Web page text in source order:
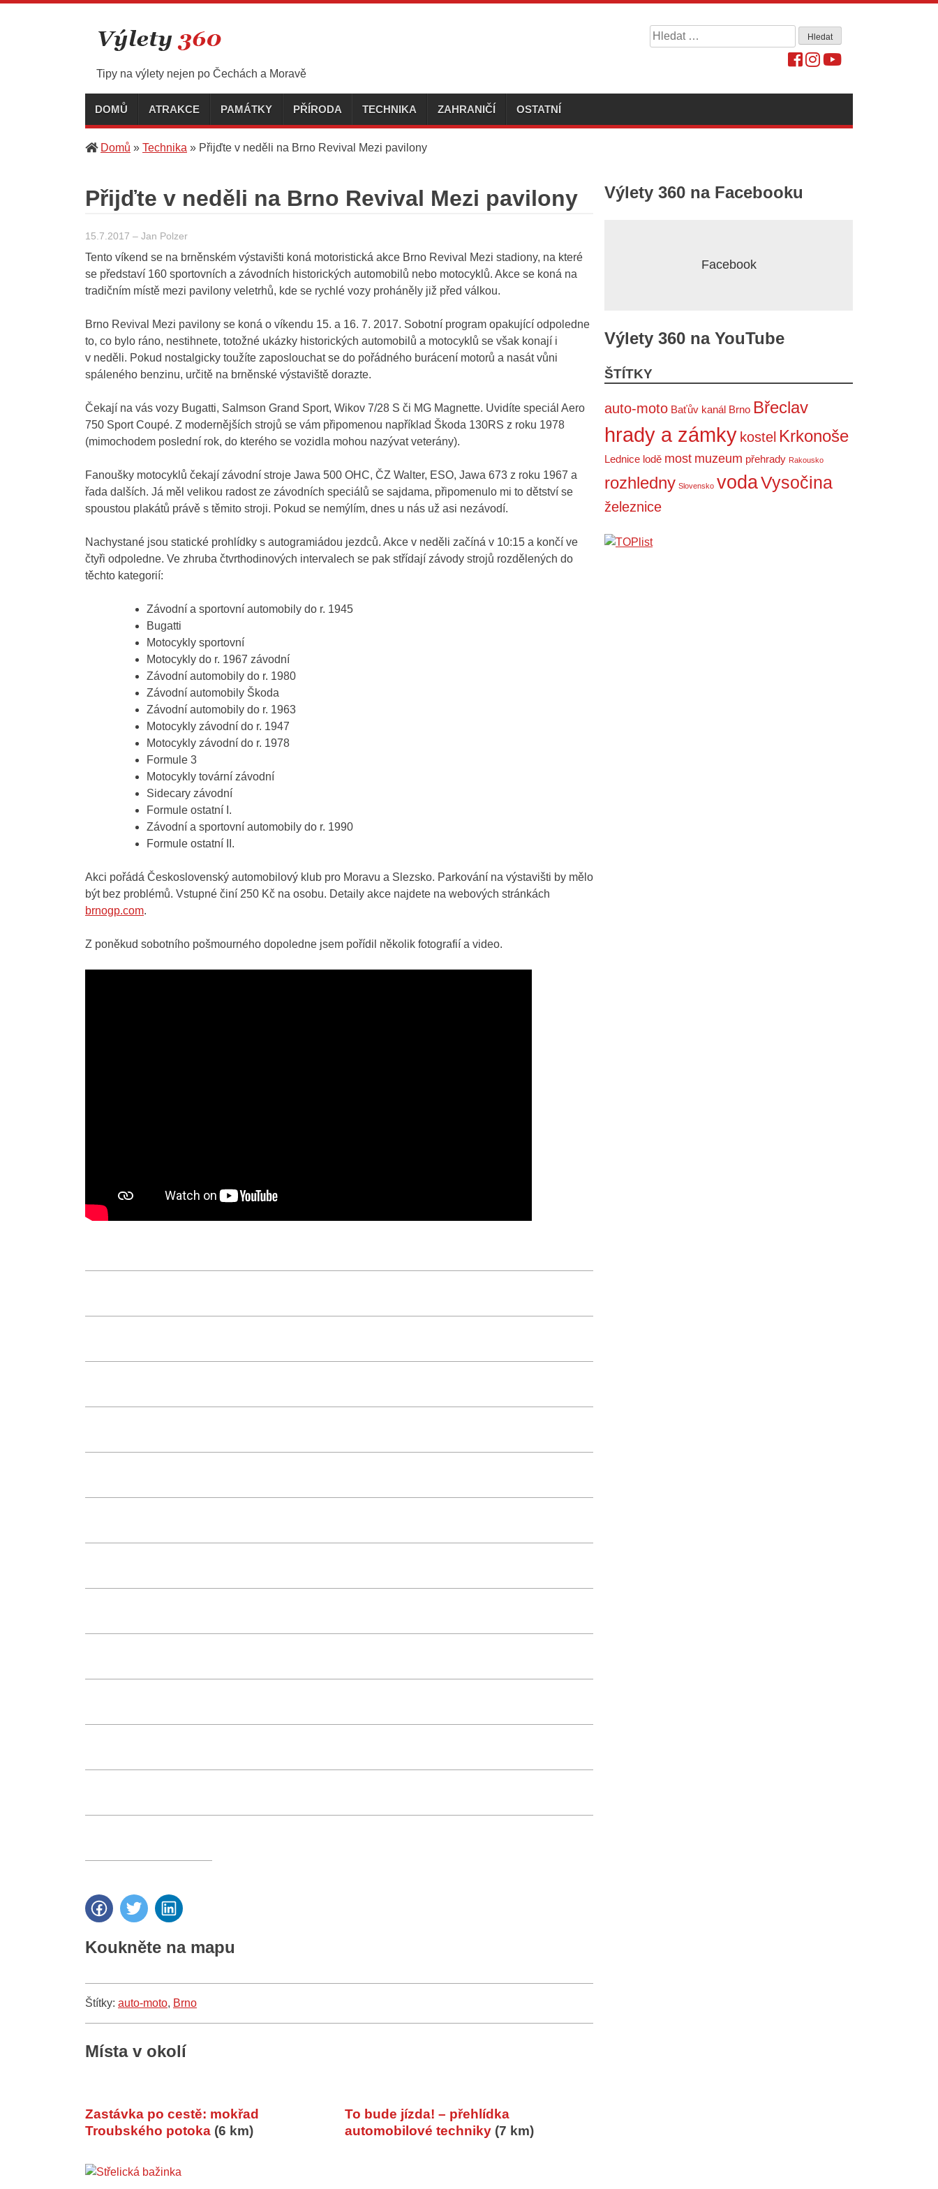
content
Tipy na výlety nejen po Čechách a Moravě
Vyhledávání
DOMŮ ATRAKCE PAMÁTKY PŘÍRODA TECHNIKA ZAHRANIČÍ OSTATNÍ
Domů » Technika » Přijďte v neděli na Brno Revival Mezi pavilony
Přijďte v neděli na Brno Revival Mezi pavilony
15.7.2017 – Jan Polzer
Tento víkend se na brněnském výstavišti koná motoristická akce Brno Revival Mezi stadiony, na které
se představí 160 sportovních a závodních historických automobilů nebo motocyklů. Akce se koná na
tradičním místě mezi pavilony veletrhů, kde se rychlé vozy proháněly již před válkou.
Brno Revival Mezi pavilony se koná o víkendu 15. a 16. 7. 2017. Sobotní program opakující odpoledne
to, co bylo ráno, nestihnete, totožné ukázky historických automobilů a motocyklů se však konají i
v neděli. Pokud nostalgicky toužíte zaposlouchat se do pořádného burácení motorů a nasát vůni
spáleného benzinu, určitě na brněnské výstaviště dorazte.
Čekají na vás vozy Bugatti, Salmson Grand Sport, Wikov 7/28 S či MG Magnette. Uvidíte speciál Aero
750 Sport Coupé. Z modernějších strojů se vám připomenou například Škoda 130RS z roku 1978
(mimochodem poslední rok, do kterého se vozidla mohou nazývat veterány).
Fanoušky motocyklů čekají závodní stroje Jawa 500 OHC, ČZ Walter, ESO, Jawa 673 z roku 1967 a
řada dalších. Já měl velikou radost ze závodních speciálů se sajdama, připomenulo mi to dětství se
spoustou plakátů právě s těmito stroji. Pokud se nemýlím, dnes u nás už asi nezávodí.
Nachystané jsou statické prohlídky s autogramiádou jezdců. Akce v neděli začíná v 10:15 a končí ve
čtyři odpoledne. Ve zhruba čtvrthodinových intervalech se pak střídají závody strojů rozdělených do
těchto kategorií:
Závodní a sportovní automobily do r. 1945
Bugatti
Motocykly sportovní
Motocykly do r. 1967 závodní
Závodní automobily do r. 1980
Závodní automobily Škoda
Závodní automobily do r. 1963
Motocykly závodní do r. 1947
Motocykly závodní do r. 1978
Formule 3
Motocykly tovární závodní
Sidecary závodní
Formule ostatní I.
Závodní a sportovní automobily do r. 1990
Formule ostatní II.
Akci pořádá Československý automobilový klub pro Moravu a Slezsko. Parkování na výstavišti by mělo
být bez problémů. Vstupné činí 250 Kč na osobu. Detaily akce najdete na webových stránkách
brnogp.com.
Z poněkud sobotního pošmourného dopoledne jsem pořídil několik fotografií a video.
Koukněte na mapu
Štítky: auto-moto, Brno
Místa v okolí
Zastávka po cestě: mokřad
Troubského potoka (6 km)
To bude jízda! – přehlídka
automobilové techniky (7 km)
Výlety 360 na Facebooku
Výlety 360 na YouTube
ŠTÍTKY
auto-moto Baťův kanál Brno Břeclav
hrady a zámky kostel Krkonoše
Lednice lodě most muzeum přehrady Rakousko
rozhledny Slovensko vodaVysočina
železnice